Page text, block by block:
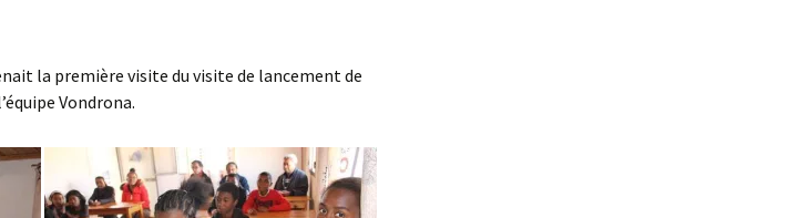
la première visite du visite de lancement de
Vondrona.